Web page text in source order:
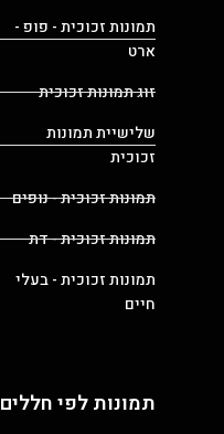
תמונות זכוכית - פופ -
ארט
זוג תמונות זכוכית
שלישיית תמונות
זכוכית
תמונות זכוכית - נופים
תמונות זכוכית - דת
תמונות זכוכית - בעלי
חיים
תמונות לפי חללים